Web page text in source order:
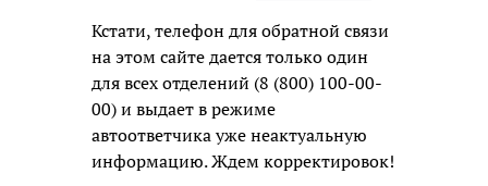
Кстати, телефон для обратной связи
на этом сайте дается только один
для всех отделений (8 (800) 100-00-
00) и выдает в режиме
автоответчика уже неактуальную
информацию. Ждем корректировок!